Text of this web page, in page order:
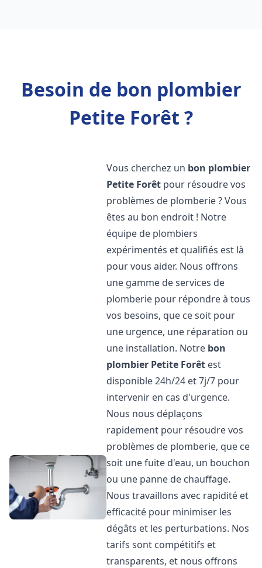
Besoin de bon plombier
Petite Forêt ?
Vous cherchez un bon plombier
Petite Forêt pour résoudre vos
problèmes de plomberie ? Vous
êtes au bon endroit ! Notre
équipe de plombiers
expérimentés et qualifiés est là
pour vous aider. Nous offrons
une gamme de services de
plomberie pour répondre à tous
vos besoins, que ce soit pour
une urgence, une réparation ou
une installation. Notre bon
plombier Petite Forêt est
disponible 24h/24 et 7j/7 pour
intervenir en cas d'urgence.
Nous nous déplaçons
rapidement pour résoudre vos
problèmes de plomberie, que ce
soit une fuite d'eau, un bouchon
ou une panne de chauffage.
Nous travaillons avec rapidité et
efficacité pour minimiser les
dégâts et les perturbations. Nos
tarifs sont compétitifs et
transparents, et nous offrons